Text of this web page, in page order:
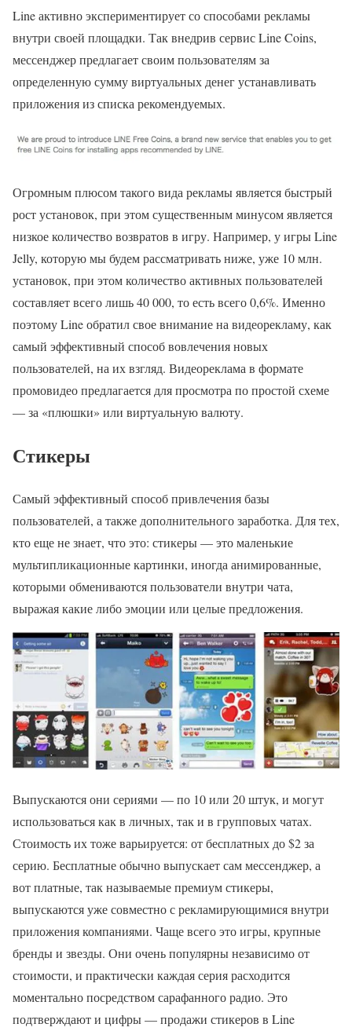
Line активно экспериментирует со способами рекламы
внутри своей площадки. Так внедрив сервис Line Coins,
мессенджер предлагает своим пользователям за
определенную сумму виртуальных денег устанавливать
приложения из списка рекомендуемых.
Огромным плюсом такого вида рекламы является быстрый
рост установок, при этом существенным минусом является
низкое количество возвратов в игру. Например, у игры Line
Jelly, которую мы будем рассматривать ниже, уже 10 млн.
установок, при этом количество активных пользователей
составляет всего лишь 40 000, то есть всего 0,6%. Именно
поэтому Line обратил свое внимание на видеорекламу, как
самый эффективный способ вовлечения новых
пользователей, на их взгляд. Видеореклама в формате
промовидео предлагается для просмотра по простой схеме
— за «плюшки» или виртуальную валюту.
Стикеры
Самый эффективный способ привлечения базы
пользователей, а также дополнительного заработка. Для тех,
кто еще не знает, что это: стикеры — это маленькие
мультипликационные картинки, иногда анимированные,
которыми обмениваются пользователи внутри чата,
выражая какие либо эмоции или целые предложения.
Выпускаются они сериями — по 10 или 20 штук, и могут
использоваться как в личных, так и в групповых чатах.
Стоимость их тоже варьируется: от бесплатных до $2 за
серию. Бесплатные обычно выпускает сам мессенджер, а
вот платные, так называемые премиум стикеры,
выпускаются уже совместно с рекламирующимися внутри
приложения компаниями. Чаще всего это игры, крупные
бренды и звезды. Они очень популярны независимо от
стоимости, и практически каждая серия расходится
моментально посредством сарафанного радио. Это
подтверждают и цифры — продажи стикеров в Line